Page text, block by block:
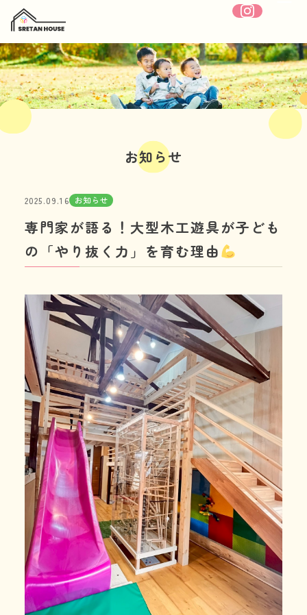
ホーム
SRETANHOUSEについて
施設紹介
1日の流れ
利用の流れ
よくある質問
年齢と定員
施設情報
お知らせ
事業所の評価
06-7505-2131
体験に行ってみる
お問い合わせ
お知らせ
2025.09.16 お知らせ
専門家が語る！大型木工遊具が子ども
の「やり抜く力」を育む理由